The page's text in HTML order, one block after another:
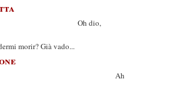
dio,
morir? Già vado...